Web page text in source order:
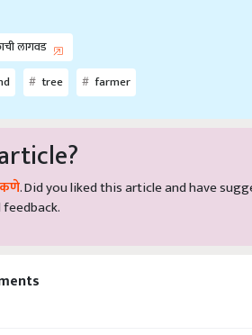
लागवड
tree farmer
. Did you liked this article and have